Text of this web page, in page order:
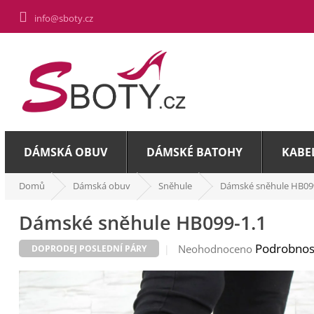
obsah
info@sboty.cz
DÁMSKÁ OBUV DÁMSKÉ BATOHY
Domů Dámská obuv Sněhule Dámské sněhule
Dámské sněhule HB099-1.1
DOPRODEJ POSLEDNÍ PÁRY
Průměrné
produktu
Neohodnoceno